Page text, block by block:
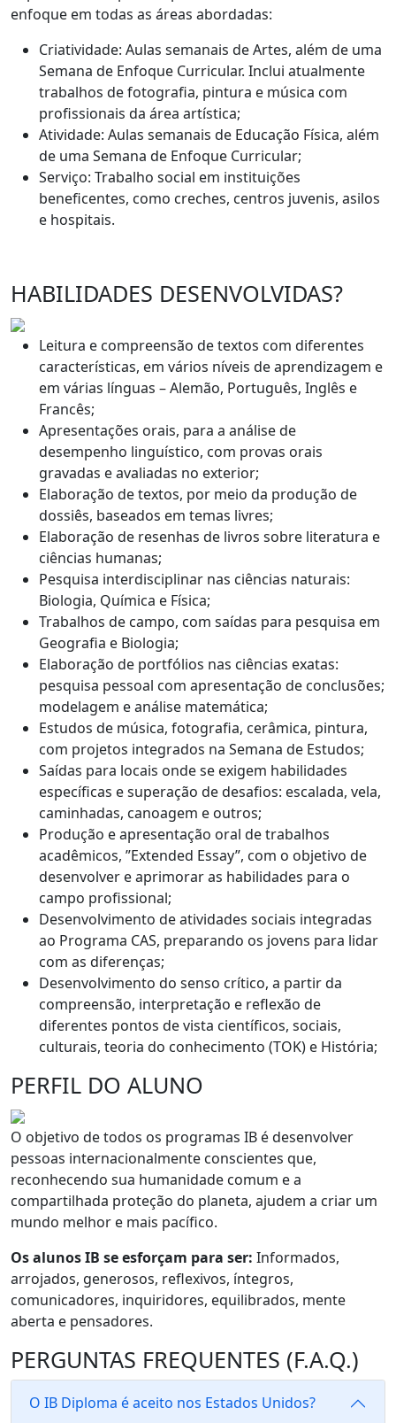
enfoque em todas as áreas abordadas:
Criatividade: Aulas semanais de Artes, além de uma
Semana de Enfoque Curricular. Inclui atualmente
trabalhos de fotografia, pintura e música com
profissionais da área artística;
Atividade: Aulas semanais de Educação Física, além
de uma Semana de Enfoque Curricular;
Serviço: Trabalho social em instituições
beneficentes, como creches, centros juvenis, asilos
e hospitais.
HABILIDADES DESENVOLVIDAS?
Leitura e compreensão de textos com diferentes
características, em vários níveis de aprendizagem e
em várias línguas – Alemão, Português, Inglês e
Francês;
Apresentações orais, para a análise de
desempenho linguístico, com provas orais
gravadas e avaliadas no exterior;
Elaboração de textos, por meio da produção de
dossiês, baseados em temas livres;
Elaboração de resenhas de livros sobre literatura e
ciências humanas;
Pesquisa interdisciplinar nas ciências naturais:
Biologia, Química e Física;
Trabalhos de campo, com saídas para pesquisa em
Geografia e Biologia;
Elaboração de portfólios nas ciências exatas:
pesquisa pessoal com apresentação de conclusões;
modelagem e análise matemática;
Estudos de música, fotografia, cerâmica, pintura,
com projetos integrados na Semana de Estudos;
Saídas para locais onde se exigem habilidades
específicas e superação de desafios: escalada, vela,
caminhadas, canoagem e outros;
Produção e apresentação oral de trabalhos
acadêmicos, ”Extended Essay”, com o objetivo de
desenvolver e aprimorar as habilidades para o
campo profissional;
Desenvolvimento de atividades sociais integradas
ao Programa CAS, preparando os jovens para lidar
com as diferenças;
Desenvolvimento do senso crítico, a partir da
compreensão, interpretação e reflexão de
diferentes pontos de vista científicos, sociais,
culturais, teoria do conhecimento (TOK) e História;
PERFIL DO ALUNO
O objetivo de todos os programas IB é desenvolver
pessoas internacionalmente conscientes que,
reconhecendo sua humanidade comum e a
compartilhada proteção do planeta, ajudem a criar um
mundo melhor e mais pacífico.
Os alunos IB se esforçam para ser: Informados,
arrojados, generosos, reflexivos, íntegros,
comunicadores, inquiridores, equilibrados, mente
aberta e pensadores.
PERGUNTAS FREQUENTES (F.A.Q.)
O IB Diploma é aceito nos Estados Unidos?